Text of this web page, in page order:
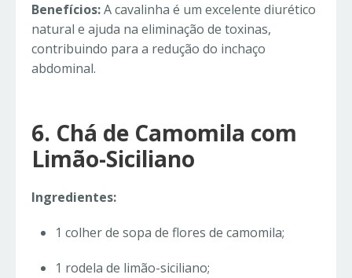
Benefícios:A cavalinha é um excelente diurético
natural e ajuda na eliminação de toxinas,
contribuindo para a redução do inchaço
abdominal.
6. Chá de Camomila com
Limão-Siciliano
Ingredientes:
1 colher de sopa de flores de camomila;
1 rodela de limão-siciliano;